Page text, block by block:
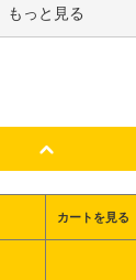
もっと見る
カートを見る